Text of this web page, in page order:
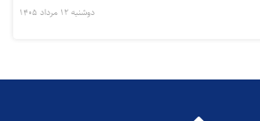
دوشنبه 12 مرداد 1405